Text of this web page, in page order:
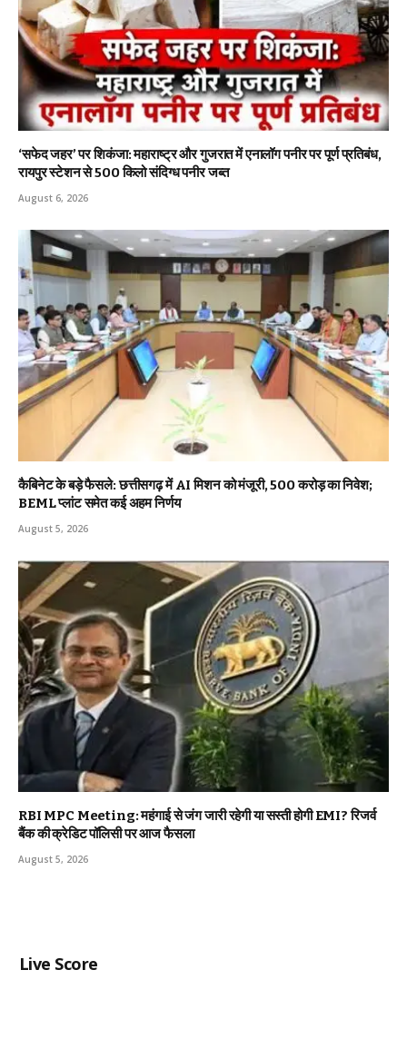
‘सफेद जहर’ पर शिकंजा: महाराष्ट्र और गुजरात में एनालॉग पनीर पर पूर्ण प्रतिबंध,
रायपुर स्टेशन से 500 किलो संदिग्ध पनीर जब्त
August 6, 2026
कैबिनेट के बड़े फैसले: छत्तीसगढ़ में AI मिशन को मंजूरी, 500 करोड़ का निवेश;
BEML प्लांट समेत कई अहम निर्णय
August 5, 2026
RBI MPC Meeting: महंगाई से जंग जारी रहेगी या सस्ती होगी EMI? रिजर्व
बैंक की क्रेडिट पॉलिसी पर आज फैसला
August 5, 2026
Live Score